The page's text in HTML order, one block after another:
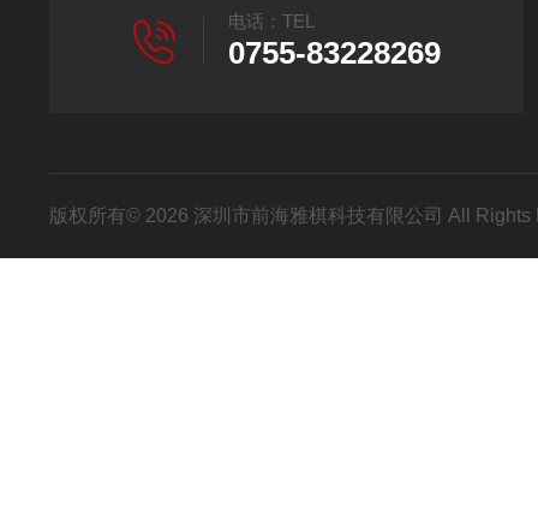
电话：TEL
0755-83228269
版权所有© 2026 深圳市前海雅棋科技有限公司 All